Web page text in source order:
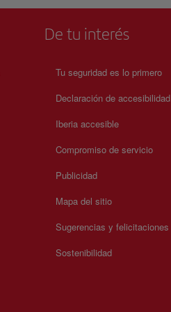
De tu interés
Tu seguridad es lo primero
Declaración de accesibilidad
Iberia accesible
Compromiso de servicio
Publicidad
Mapa del sitio
Sugerencias y felicitaciones
Sostenibilidad